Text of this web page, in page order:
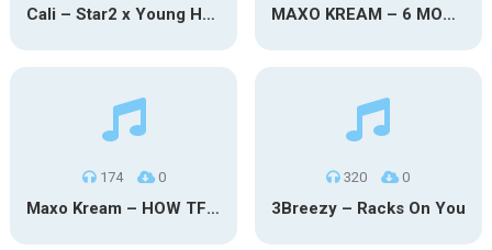
Cali – Star2 x Young Henny MAXO KREAM – 6 MONTHS CLEAN
174 0
Maxo Kream – HOW TF I’M LUCKY
320 0
3Breezy – Racks On You